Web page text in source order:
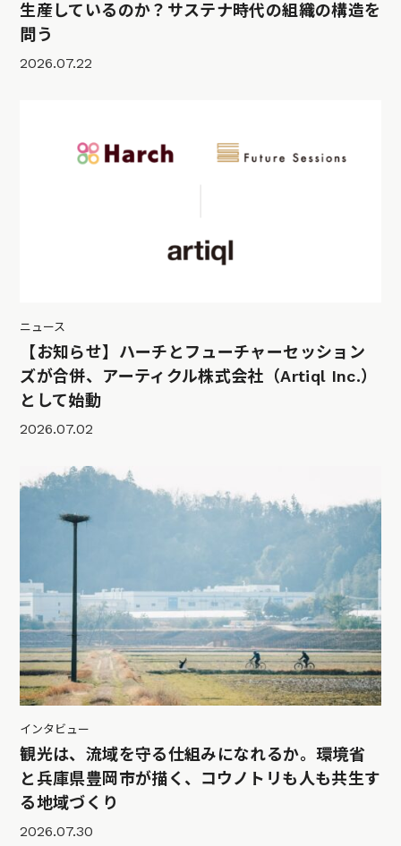
生産しているのか？サステナ時代の組織の構造を
問う
2026.07.22
ニュース
【お知らせ】ハーチとフューチャーセッション
ズが合併、アーティクル株式会社（Artiql Inc.）
として始動
2026.07.02
インタビュー
観光は、流域を守る仕組みになれるか。環境省
と兵庫県豊岡市が描く、コウノトリも人も共生す
る地域づくり
2026.07.30